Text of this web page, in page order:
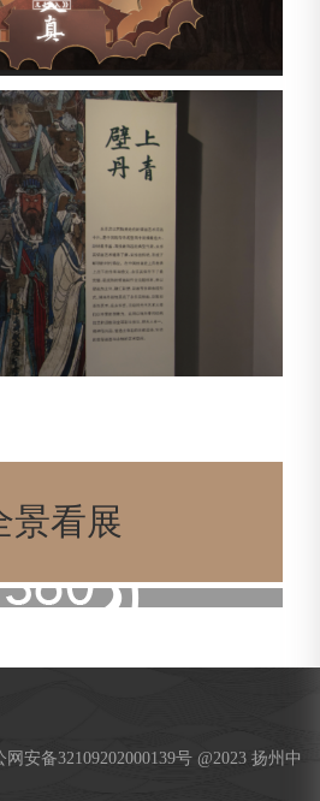
景看展
网安备32109202000139号 @2023 扬州中